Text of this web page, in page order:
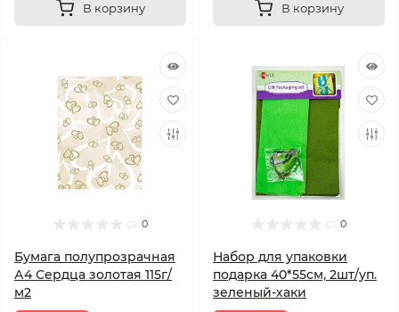
В корзину В корзину
0
Бумага полупрозрачная
А4 Сердца золотая 115г/
м2
0
Набор для упаковки
подарка 40*55см, 2шт/уп.
зеленый-хаки